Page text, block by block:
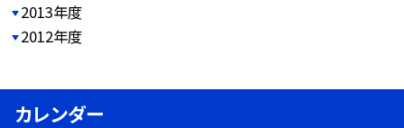
2013年度
2012年度
カレンダー